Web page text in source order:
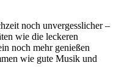
noch unvergesslicher –
wie die leckeren
noch mehr genießen
wie gute Musik und